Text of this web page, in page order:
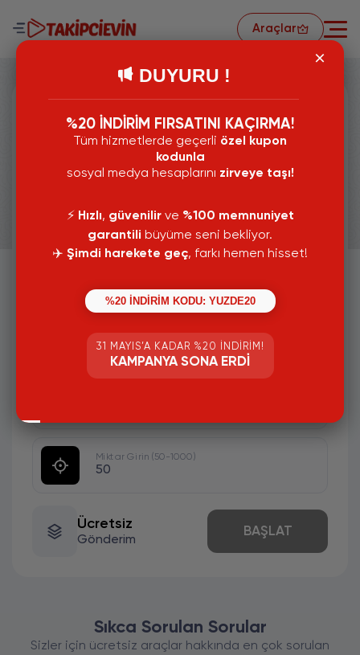
Araçlar
TikTok Analiz
Yüksek Kalite
Şifre Gerekmez
Tamamen Ücretsiz
Miktar Girin (50-1000)
Ücretsiz
Gönderim
BAŞLAT
Sıkca Sorulan Sorular
Sizler için ücretsiz araçlar hakkında en çok sorulan
DUYURU !
%20 İNDİRİM FIRSATINI KAÇIRMA!
Tüm hizmetlerde geçerli özel kupon
kodunla
sosyal medya hesaplarını zirveye taşı!
⚡️ Hızlı, güvenilirve %100 memnuniyet
garantili büyüme seni bekliyor.
✈️ Şimdi harekete geç, farkı hemen hisset!
%20 İNDİRİM KODU: YUZDE20
31 MAYIS’A KADAR %20 İNDIRIM!
KAMPANYA SONA ERDI